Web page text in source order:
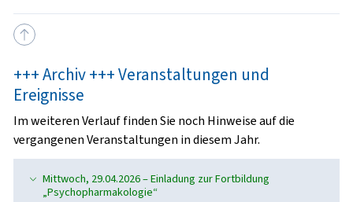
+++ Archiv +++ Veranstaltungen und
Ereignisse
Im weiteren Verlauf finden Sie noch Hinweise auf die
vergangenen Veranstaltungen in diesem Jahr.
Mittwoch, 29.04.2026 – Einladung zur Fortbildung
„Psychopharmakologie“